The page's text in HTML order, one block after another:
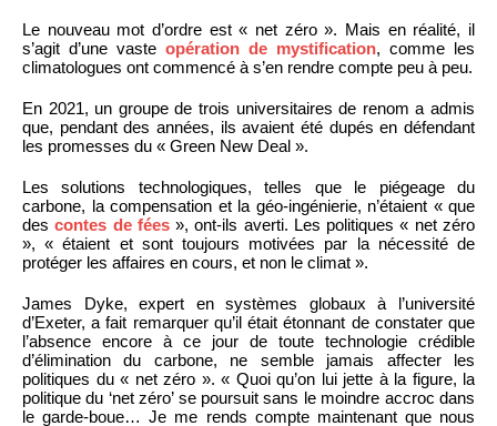
Le nouveau mot d’ordre est « net zéro ». Mais en réalité, il
s’agit d’une vaste opération de mystification, comme les
climatologues ont commencé à s’en rendre compte peu à peu.
En 2021, un groupe de trois universitaires de renom a admis
que, pendant des années, ils avaient été dupés en défendant
les promesses du « Green New Deal ».
Les solutions technologiques, telles que le piégeage du
carbone, la compensation et la géo-ingénierie, n’étaient « que
descontes de fées», ont-ils averti. Les politiques « net zéro
», « étaient et sont toujours motivées par la nécessité de
protéger les affaires en cours, et non le climat ».
James Dyke, expert en systèmes globaux à l’université
d’Exeter, a fait remarquer qu’il était étonnant de constater que
l’absence encore à ce jour de toute technologie crédible
d’élimination du carbone, ne semble jamais affecter les
politiques du « net zéro ». « Quoi qu’on lui jette à la figure, la
politique du ‘net zéro’ se poursuit sans le moindre accroc dans
le garde-boue… Je me rends compte maintenant que nous